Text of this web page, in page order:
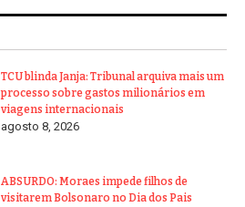
TCU blinda Janja: Tribunal arquiva mais um
processo sobre gastos milionários em
viagens internacionais
agosto 8, 2026
ABSURDO: Moraes impede filhos de
visitarem Bolsonaro no Dia dos Pais